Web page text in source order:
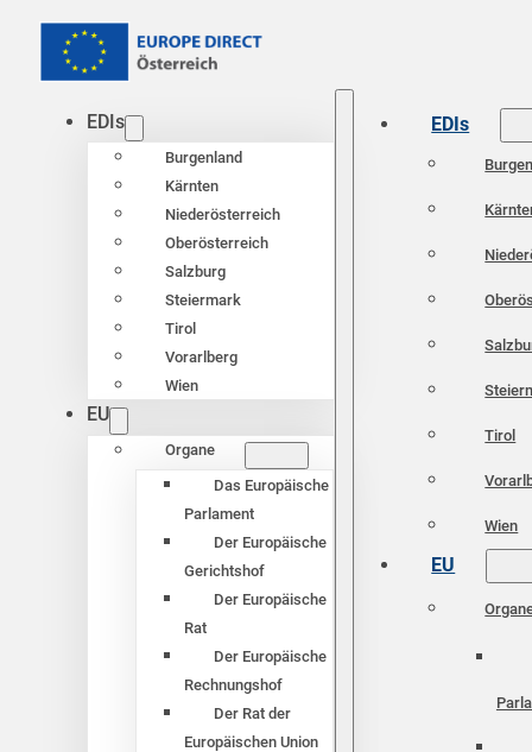
EDIs
Burgenland
Kärnten
Niederösterreich
Oberösterreich
Salzburg
Steiermark
Tirol
Vorarlberg
Wien
EU
Organe
Das Europäische
Parlament
Der Europäische
Gerichtshof
Der Europäische
Rat
Der Europäische
Rechnungshof
Der Rat der
Europäischen Union
EDIs
Tirol
Wien
EU